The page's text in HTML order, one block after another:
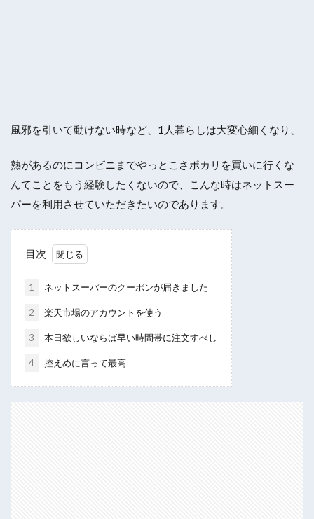
風邪を引いて動けない時など、1人暮らしは大変心細くなり、
熱があるのにコンビニまでやっとこさポカリを買いに行くな
んてことをもう経験したくないので、こんな時はネットスー
パーを利用させていただきたいのであります。
目次
1 ネットスーパーのクーポンが届きました
2 楽天市場のアカウントを使う
3 本日欲しいならば早い時間帯に注文すべし
4 控えめに言って最高